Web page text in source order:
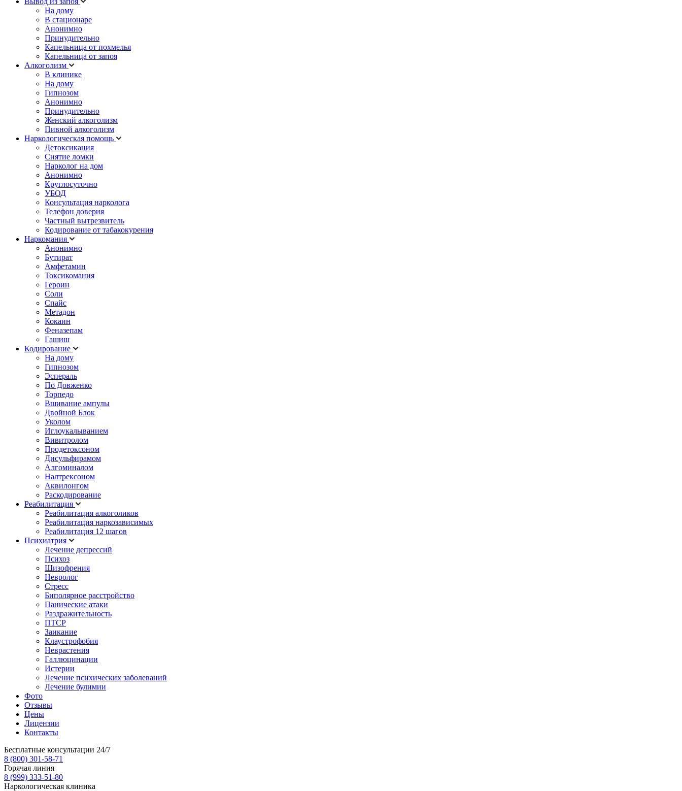
На дому
В стационаре
Анонимно
Принудительно
Капельница от похмелья
Капельница от запоя
Алкоголизм
В клинике
На дому
Гипнозом
Анонимно
Принудительно
Женский алкоголизм
Пивной алкоголизм
Наркологическая помощь
Детоксикация
Снятие ломки
Нарколог на дом
Анонимно
Круглосуточно
УБОД
Консультация нарколога
Телефон доверия
Частный вытрезвитель
Кодирование от табакокурения
Наркомания
Анонимно
Бутират
Амфетамин
Токсикомания
Героин
Соли
Спайс
Метадон
Кокаин
Феназепам
Гашиш
Кодирование
На дому
Гипнозом
Эспераль
По Довженко
Торпедо
Вшивание ампулы
Двойной Блок
Уколом
Иглоукалыванием
Вивитролом
Продетоксоном
Дисульфирамом
Алгоминалом
Налтрексоном
Аквилонгом
Раскодирование
Реабилитация
Реабилитация алкоголиков
Реабилитация наркозависимых
Реабилитация 12 шагов
Психиатрия
Лечение депрессий
Психоз
Шизофрения
Невролог
Стресс
Биполярное расстройство
Панические атаки
Раздражительность
ПТСР
Заикание
Клаустрофобия
Неврастения
Галлюцинации
Истерии
Лечение психических заболеваний
Лечение булимии
Фото
Отзывы
Цены
Лицензии
Контакты
Бесплатные консультации 24/7
8 (800) 301-58-71
Горячая линия
8 (999) 333-51-80
Наркологическая клиника